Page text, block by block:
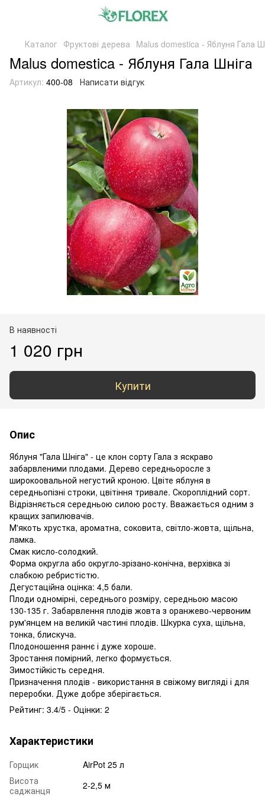
Каталог Фруктові дерева Malus domestica - Яблуня Гала
Malus domestica - Яблуня Гала Шніга
Артикул: 400-08 Написати відгук
В наявності
1 020 грн
Купити
Опис
Яблуня "Гала Шніга" - це клон сорту Гала з яскраво
забарвленими плодами. Дерево середньоросле з
широкоовальной негустий кроною. Цвіте яблуня в
середньопізні строки, цвітіння тривале. Скороплідний сорт.
Відрізняється середньою силою росту. Вважається одним з
кращих запилювачів.
М'якоть хрустка, ароматна, соковита, світло-жовта, щільна,
ламка.
Смак кисло-солодкий.
Форма округла або округло-зрізано-конічна, верхівка зі
слабкою ребристістю.
Дегустаційна оцінка: 4,5 бали.
Плоди одномірні, середнього розміру, середньою масою
130-135 г. Забарвлення плодів жовта з оранжево-червоним
рум'янцем на великій частині плодів. Шкурка суха, щільна,
тонка, блискуча.
Плодоношення раннє і дуже хороше.
Зростання помірний, легко формується.
Зимостійкість середня.
Призначення плодів - використання в свіжому вигляді і для
переробки. Дуже добре зберігається.
Рейтинг: 3.4/5 - Оцінки: 2
Характеристики
Горщик
AirPot 25 л
Висота
саджанця
2-2,5 м